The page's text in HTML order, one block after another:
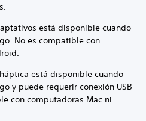
está disponible cuando
No es compatible con
está disponible cuando
y puede requerir conexión USB
con computadoras Mac ni